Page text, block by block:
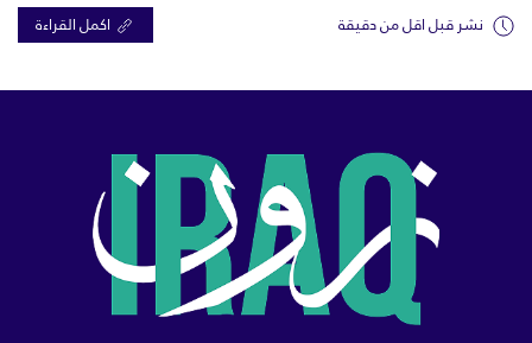
نشر قبل اقل من دقيقة اكمل القراءة